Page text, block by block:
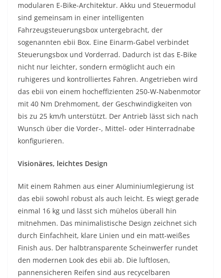
modularen E-Bike-Architektur. Akku und Steuermodul
sind gemeinsam in einer intelligenten
Fahrzeugsteuerungsbox untergebracht, der
sogenannten ebii Box. Eine Einarm-Gabel verbindet
Steuerungsbox und Vorderrad. Dadurch ist das E-Bike
nicht nur leichter, sondern ermöglicht auch ein
ruhigeres und kontrolliertes Fahren. Angetrieben wird
das ebii von einem hocheffizienten 250-W-Nabenmotor
mit 40 Nm Drehmoment, der Geschwindigkeiten von
bis zu 25 km/h unterstützt. Der Antrieb lässt sich nach
Wunsch über die Vorder-, Mittel- oder Hinterradnabe
konfigurieren.
Visionäres, leichtes Design
Mit einem Rahmen aus einer Aluminiumlegierung ist
das ebii sowohl robust als auch leicht. Es wiegt gerade
einmal 16 kg und lässt sich mühelos überall hin
mitnehmen. Das minimalistische Design zeichnet sich
durch Einfachheit, klare Linien und ein matt-weißes
Finish aus. Der halbtransparente Scheinwerfer rundet
den modernen Look des ebii ab. Die luftlosen,
pannensicheren Reifen sind aus recycelbaren